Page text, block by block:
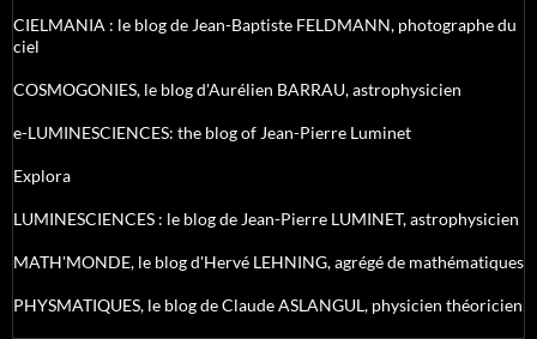
CIELMANIA : le blog de Jean-Baptiste FELDMANN, photographe du
ciel
COSMOGONIES, le blog d'Aurélien BARRAU, astrophysicien
e-LUMINESCIENCES: the blog of Jean-Pierre Luminet
Explora
LUMINESCIENCES : le blog de Jean-Pierre LUMINET, astrophysicien
MATH'MONDE, le blog d'Hervé LEHNING, agrégé de mathématiques
PHYSMATIQUES, le blog de Claude ASLANGUL, physicien théoricien